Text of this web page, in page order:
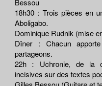
Bessou
18h30 : Trois pièces en
Aboligabo.
Dominique Rudnik (mise
Dîner : Chacun
partageons.
22h : Uchronie, de la
incisives sur des textes